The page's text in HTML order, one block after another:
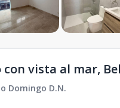
vista al mar,
Domingo D.N.